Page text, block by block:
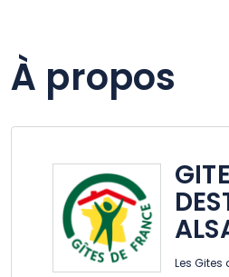
À propos
Les